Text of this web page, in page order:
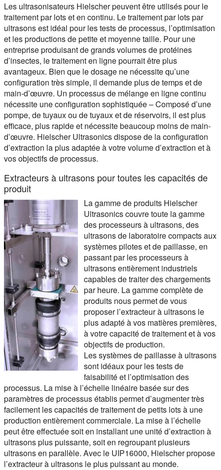
Les ultrasonisateurs Hielscher peuvent être utilisés pour le
traitement par lots et en continu. Le traitement par lots par
ultrasons est idéal pour les tests de processus, l’optimisation
et les productions de petite et moyenne taille. Pour une
entreprise produisant de grands volumes de protéines
d’insectes, le traitement en ligne pourrait être plus
avantageux. Bien que le dosage ne nécessite qu’une
configuration très simple, il demande plus de temps et de
main-d’œuvre. Un processus de mélange en ligne continu
nécessite une configuration sophistiquée – Composé d’une
pompe, de tuyaux ou de tuyaux et de réservoirs, il est plus
efficace, plus rapide et nécessite beaucoup moins de main-
d’œuvre. Hielscher Ultrasonics dispose de la configuration
d’extraction la plus adaptée à votre volume d’extraction et à
vos objectifs de processus.
Extracteurs à ultrasons pour toutes les capacités de
produit
La gamme de produits Hielscher
Ultrasonics couvre toute la gamme
des processeurs à ultrasons, des
ultrasons de laboratoire compacts aux
systèmes pilotes et de paillasse, en
passant par les processeurs à
ultrasons entièrement industriels
capables de traiter des chargements
par heure. La gamme complète de
produits nous permet de vous
proposer l’extracteur à ultrasons le
plus adapté à vos matières premières,
à votre capacité de traitement et à vos
objectifs de production.
Les systèmes de paillasse à ultrasons
sont idéaux pour les tests de
faisabilité et l’optimisation des
processus. La mise à l’échelle linéaire basée sur des
paramètres de processus établis permet d’augmenter très
facilement les capacités de traitement de petits lots à une
production entièrement commerciale. La mise à l’échelle
peut être effectuée soit en installant une unité d’extraction à
ultrasons plus puissante, soit en regroupant plusieurs
ultrasons en parallèle. Avec le UIP16000, Hielscher propose
l’extracteur à ultrasons le plus puissant au monde.